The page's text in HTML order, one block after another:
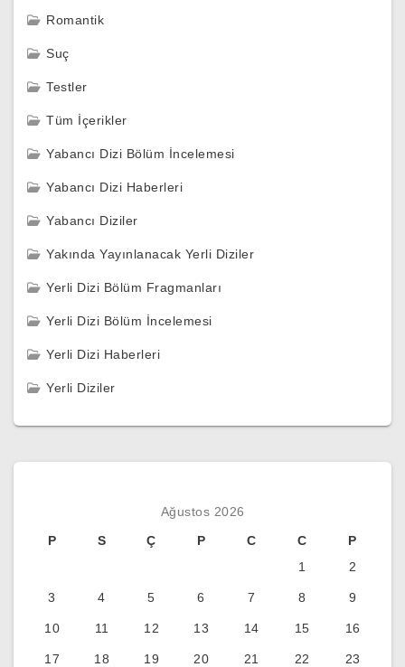
Romantik
Suç
Testler
Tüm İçerikler
Yabancı Dizi Bölüm İncelemesi
Yabancı Dizi Haberleri
Yabancı Diziler
Yakında Yayınlanacak Yerli Diziler
Yerli Dizi Bölüm Fragmanları
Yerli Dizi Bölüm İncelemesi
Yerli Dizi Haberleri
Yerli Diziler
Ağustos 2026
P
S Ç P C C
P
1
2
3 4 5 6 7 8 9
10 11 12 13 14 15 16
17 18 19 20 21 22 23